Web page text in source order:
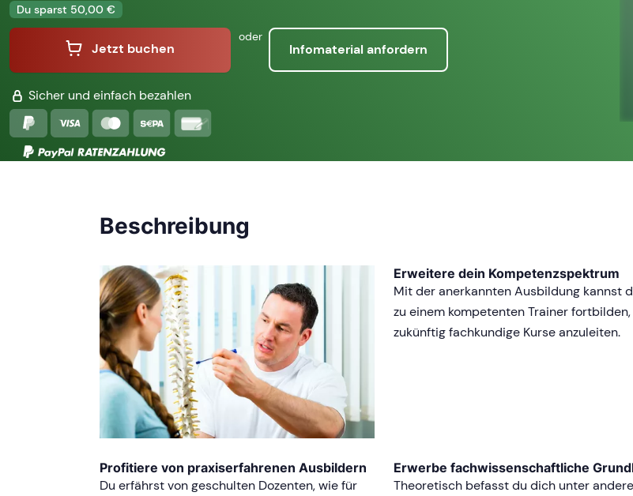
Du sparst 50,00 €
Jetzt buchen
oder
Infomaterial anfordern
Sicher und einfach bezahlen
Beschreibung
Erweitere dein Kompetenzspektrum
Mit der anerkannten Ausbildung kannst
zu einem kompetenten Trainer
zukünftig fachkundige Kurse anzuleiten.
Profitiere von praxiserfahrenen Ausbildern
Du erfährst von geschulten Dozenten, wie für
Erwerbe fachwissenschaftliche
Theoretisch befasst du dich unter